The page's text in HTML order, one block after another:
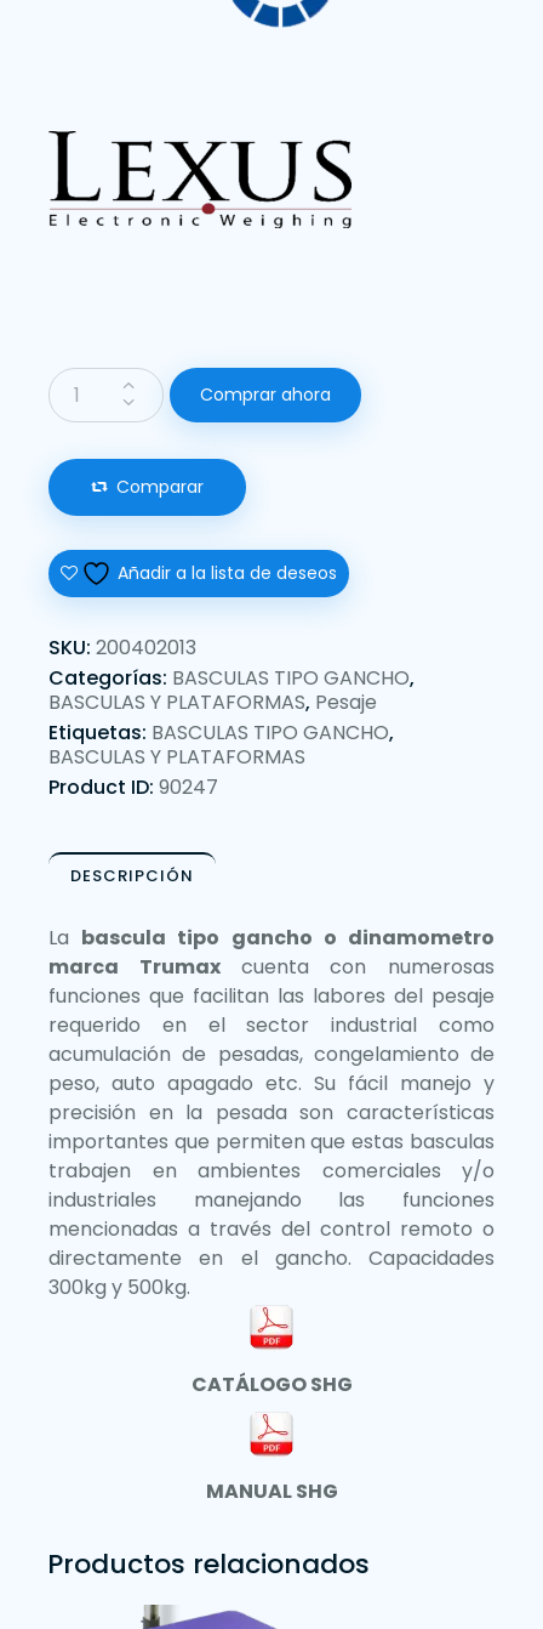
Comprar ahora
Comparar
Añadir a la lista de deseos
SKU: 200402013
Categorías: BASCULAS TIPO GANCHO,
BASCULAS Y PLATAFORMAS, Pesaje
Etiquetas: BASCULAS TIPO GANCHO,
BASCULAS Y PLATAFORMAS
Product ID: 90247
DESCRIPCIÓN
La bascula tipo gancho o dinamometro
marca Trumax cuenta con numerosas
funciones que facilitan las labores del pesaje
requerido en el sector industrial como
acumulación de pesadas, congelamiento de
peso, auto apagado etc. Su fácil manejo y
precisión en la pesada son características
importantes que permiten que estas basculas
trabajen en ambientes comerciales y/o
industriales manejando las funciones
mencionadas a través del control remoto o
directamente en el gancho. Capacidades
300kg y 500kg.
CATÁLOGO SHG
MANUAL SHG
Productos relacionados